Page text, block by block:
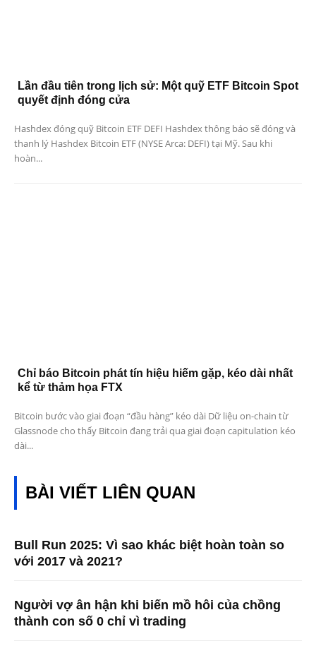
Lần đầu tiên trong lịch sử: Một quỹ ETF Bitcoin Spot
quyết định đóng cửa
Hashdex đóng quỹ Bitcoin ETF DEFI Hashdex thông báo sẽ đóng và
thanh lý Hashdex Bitcoin ETF (NYSE Arca: DEFI) tại Mỹ. Sau khi
hoàn...
Chỉ báo Bitcoin phát tín hiệu hiếm gặp, kéo dài nhất
kể từ thảm họa FTX
Bitcoin bước vào giai đoạn “đầu hàng” kéo dài Dữ liệu on-chain từ
Glassnode cho thấy Bitcoin đang trải qua giai đoạn capitulation kéo
dài...
BÀI VIẾT LIÊN QUAN
Bull Run 2025: Vì sao khác biệt hoàn toàn so
với 2017 và 2021?
Người vợ ân hận khi biến mồ hôi của chồng
thành con số 0 chỉ vì trading